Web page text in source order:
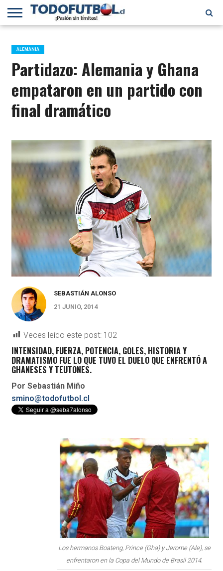
PRIMERA
B
SELECCIÓN
CHILENA
CHILENOS
EN EL
MUNDO
FÚTBOL
INTERNACIONAL
ALEMANIA
Partidazo: Alemania y Ghana
empataron en un partido con
final dramático
SEBASTIÁN ALONSO
21 JUNIO, 2014
Veces leído este post: 102
INTENSIDAD, FUERZA, POTENCIA, GOLES, HISTORIA Y
DRAMATISMO FUE LO QUE TUVO EL DUELO QUE ENFRENTÓ A
GHANESES Y TEUTONES.
Por Sebastián Miño
smino@todofutbol.cl
Los hermanos Boateng, Prince (Gha) y Jerome (Ale), se
enfrentaron en la Copa del Mundo de Brasil 2014.